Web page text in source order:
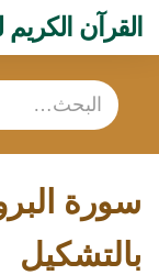
القرآن الكريم
سورة
بالتشكيل